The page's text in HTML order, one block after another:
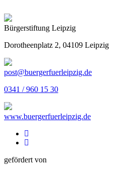
Bürgerstiftung Leipzig
Dorotheenplatz 2, 04109 Leipzig
post@buergerfuerleipzig.de
0341 / 960 15 30
www.buergerfuerleipzig.de
gefördert von